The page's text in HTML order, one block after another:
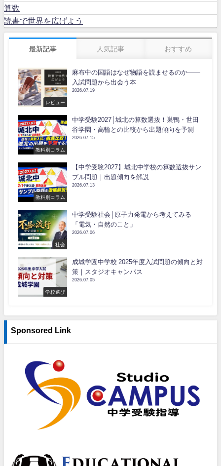
算数
読書で世界を広げよう
最新記事 人気記事 おすすめ
レビュー
麻布中の国語はなぜ物語を読ませるのか――
入試問題から出会う本
2026.07.19
教科別コラム
中学受験2027│城北の算数選抜！巣鴨・世田
谷学園・高輪との比較から出題傾向を予測
2026.07.15
教科別コラム
【中学受験2027】城北中学校の算数選抜サン
プル問題｜出題傾向を解説
2026.07.13
社会
中学受験社会│原子力発電から考えてみる
「電気・自然のこと」
2026.07.06
学校選び
成城学園中学校 2025年度入試問題の傾向と対
策｜スタジオキャンパス
2026.07.05
Sponsored Link